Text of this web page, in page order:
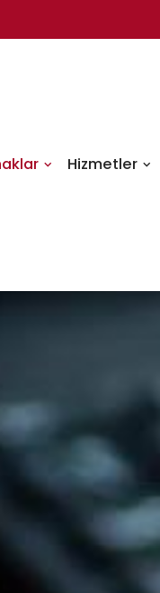
Hizmetler